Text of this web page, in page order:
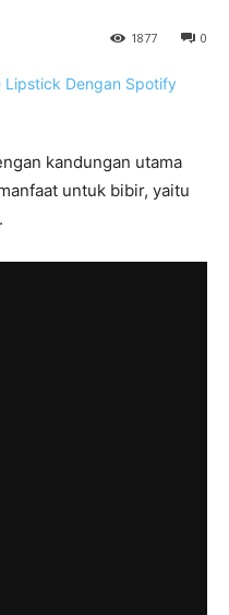
0
1877
kandungan utama
untuk bibir, yaitu